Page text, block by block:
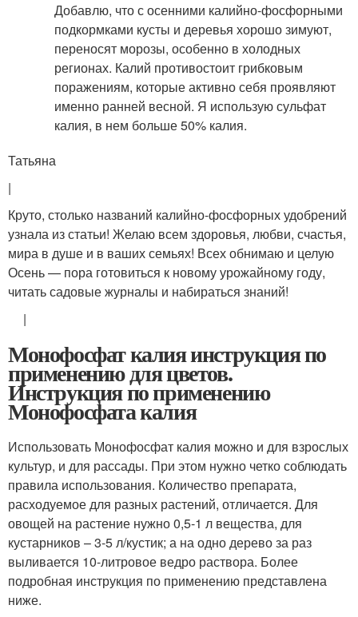
Добавлю, что с осенними калийно-фосфорными
подкормками кусты и деревья хорошо зимуют,
переносят морозы, особенно в холодных
регионах. Калий противостоит грибковым
поражениям, которые активно себя проявляют
именно ранней весной. Я использую сульфат
калия, в нем больше 50% калия.
Татьяна
|
Круто, столько названий калийно-фосфорных удобрений
узнала из статьи! Желаю всем здоровья, любви, счастья,
мира в душе и в ваших семьях! Всех обнимаю и целую
Осень — пора готовиться к новому урожайному году,
читать садовые журналы и набираться знаний!
|
Монофосфат калия инструкция по
применению для цветов.
Инструкция по применению
Монофосфата калия
Использовать Монофосфат калия можно и для взрослых
культур, и для рассады. При этом нужно четко соблюдать
правила использования. Количество препарата,
расходуемое для разных растений, отличается. Для
овощей на растение нужно 0,5-1 л вещества, для
кустарников – 3-5 л/кустик; а на одно дерево за раз
выливается 10-литровое ведро раствора. Более
подробная инструкция по применению представлена
ниже.